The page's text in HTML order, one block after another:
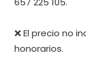
❌ El precio no
honorarios.